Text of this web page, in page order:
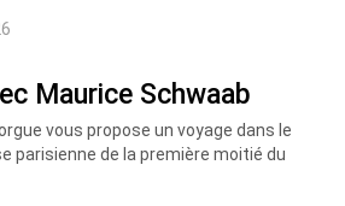
Maurice Schwaab
vous propose un voyage dans le
parisienne de la première moitié du